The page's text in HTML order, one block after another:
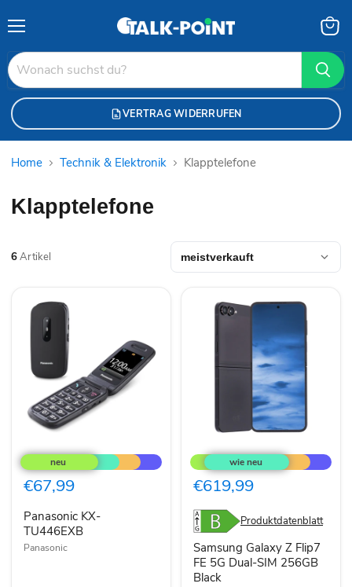
VERTRAG WIDERRUFEN
Home Technik & Elektronik Klapptelefone
Klapptelefone
6Artikel
KX-
TU446EXB
€67,99
Panasonic KX-
TU446EXB
Panasonic
Galaxy
Z
Flip7
FE
5G
Dual-
SIM
256GB
Black
€619,99
Produktdatenblatt
Samsung Galaxy Z Flip7
FE 5G Dual-SIM 256GB
Black